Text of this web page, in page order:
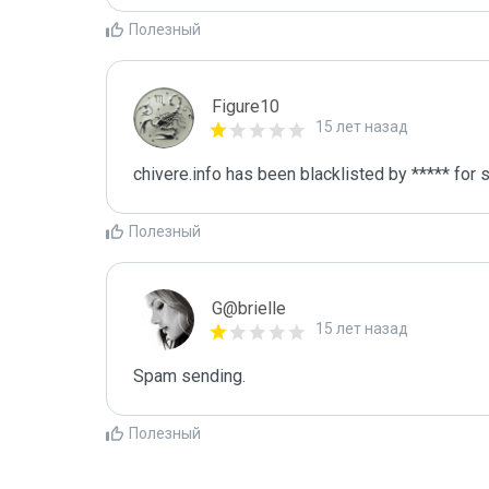
Полезный
Figure10
15 лет назад
chivere.info has been blacklisted by ***** for
Полезный
G@brielle
15 лет назад
Spam sending.
Полезный